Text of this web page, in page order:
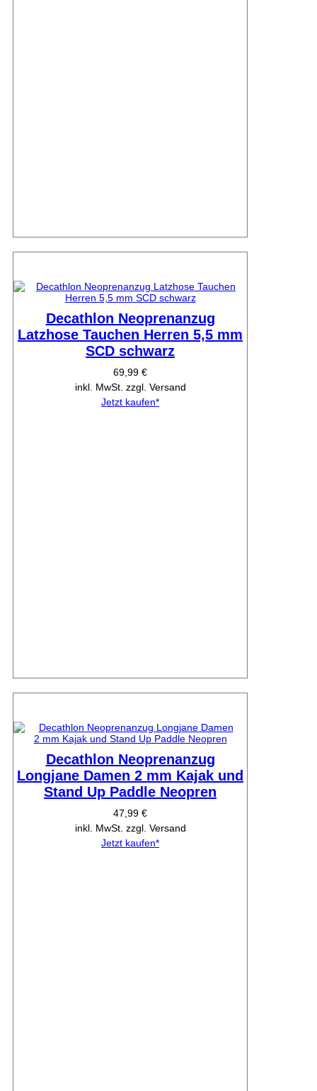
Decathlon Neoprenanzug
Latzhose Tauchen Herren 5,5 mm
SCD schwarz
69,99 €
inkl. MwSt. zzgl. Versand
Jetzt kaufen*
Decathlon Neoprenanzug
Longjane Damen 2 mm Kajak und
Stand Up Paddle Neopren
47,99 €
inkl. MwSt. zzgl. Versand
Jetzt kaufen*